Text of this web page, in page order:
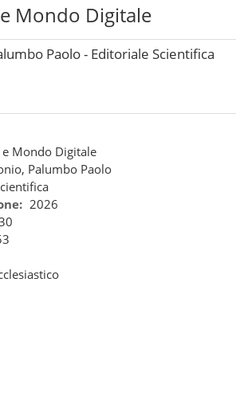
Mondo Digitale
Paolo - Editoriale Scientifica
e Mondo Digitale
Palumbo Paolo
2026